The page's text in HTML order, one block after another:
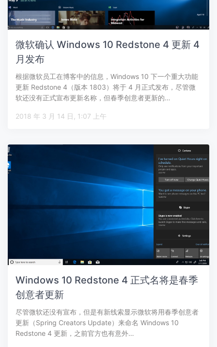
微软确认 Windows 10 Redstone 4 更新 4
月发布
根据微软员工在博客中的信息，Windows 10 下一个重大功能
更新 Redstone 4（版本 1803）将于 4 月正式发布，尽管微
软还没有正式宣布更新名称，但春季创意者更新的…
2018 年 3 月 14 日, 1:07 上午
Windows 10 Redstone 4 正式名将是春季
创意者更新
尽管微软还没有宣布，但是有新线索显示微软将用春季创意者
更新（Spring Creators Update）来命名 Windows 10
Redstone 4 更新，之前官方也有意外…